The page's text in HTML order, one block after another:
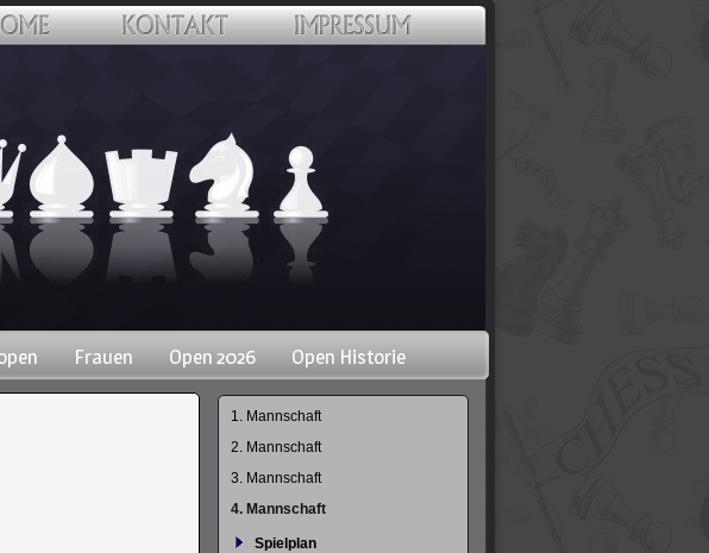
Frauen Open 2026 Open Historie
Navigation
1. Mannschaft
2. Mannschaft
3. Mannschaft
4. Mannschaft
Spielplan